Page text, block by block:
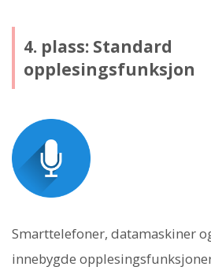
4. plass: Standard
opplesingsfunksjon
Smarttelefoner, datamaskiner
innebygde